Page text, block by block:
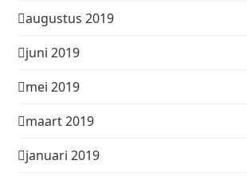
augustus 2019
juni 2019
mei 2019
maart 2019
januari 2019